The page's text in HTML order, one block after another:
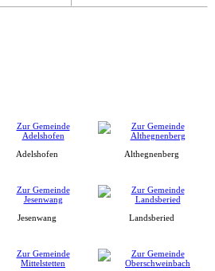
Adelshofen Althegnenberg
Jesenwang Landsberied